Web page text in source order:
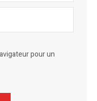
pour un